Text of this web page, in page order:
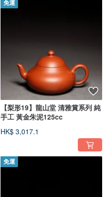
免運
【梨形19】龍山堂 清雅賞系列 純
手工 黃金朱泥125cc
HK$ 3,017.1
免運